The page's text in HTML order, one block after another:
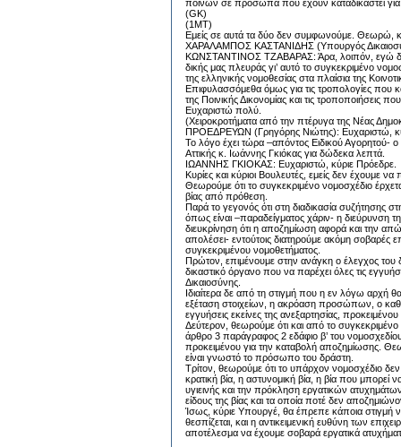
ποινών σε πρόσωπα που έχουν καταδικαστεί
(GK)
(1MT)
Εμείς σε αυτά τα δύο δεν συμφωνούμε. Θεωρώ,
ΧΑΡΑΛΑΜΠΟΣ ΚΑΣΤΑΝΙΔΗΣ (Υπουργός
ΚΩΝΣΤΑΝΤΙΝΟΣ ΤΖΑΒΑΡΑΣ: Άρα, λοιπόν, εγώ
δικής μας πλευράς γι’ αυτό το συγκεκριμένο
της ελληνικής νομοθεσίας στα πλαίσια της
Επιφυλασσόμεθα όμως για τις τροπολογίες
της Ποινικής Δικονομίας και τις τροποποιήσεις
Ευχαριστώ πολύ.
(Χειροκροτήματα από την πτέρυγα της Νέας
ΠΡΟΕΔΡΕΥΩΝ (Γρηγόρης Νιώτης): Ευχαριστώ,
Το λόγο έχει τώρα –απόντος Ειδικού Αγορητού-
Αττικής κ. Ιωάννης Γκιόκας για δώδεκα λεπτά.
ΙΩΑΝΝΗΣ ΓΚΙΟΚΑΣ: Ευχαριστώ, κύριε Πρόεδρε.
Κυρίες και κύριοι Βουλευτές, εμείς δεν
Θεωρούμε ότι το συγκεκριμένο νομοσχέδιο
βίας από πρόθεση.
Παρά το γεγονός ότι στη διαδικασία συζήτησης
όπως είναι –παραδείγματος χάριν- η διεύρυνση
διευκρίνηση ότι η αποζημίωση αφορά και την
απολέσει- εντούτοις διατηρούμε ακόμη σοβαρές
συγκεκριμένου νομοθετήματος.
Πρώτον, επιμένουμε στην ανάγκη ο έλεγχος του
δικαστικό όργανο που να παρέχει όλες τις
Δικαιοσύνης.
Ιδιαίτερα δε από τη στιγμή που η εν λόγω αρχή θα
εξέταση στοιχείων, η ακρόαση προσώπων, ο
εγγυήσεις εκείνες της ανεξαρτησίας,
Δεύτερον, θεωρούμε ότι και από το
άρθρο 3 παράγραφος 2 εδάφιο β’ του
προκειμένου για την καταβολή αποζημίωσης.
είναι γνωστό το πρόσωπο του δράστη.
Τρίτον, θεωρούμε ότι το υπάρχον νομοσχέδιο
κρατική βία, η αστυνομική βία, η βία που μπορεί
υγιεινής και την πρόκληση εργατικών
είδους της βίας και τα οποία ποτέ δεν
Ίσως, κύριε Υπουργέ, θα έπρεπε κάποια στιγμή
θεσπίζεται, και η αντικειμενική ευθύνη των
αποτέλεσμα να έχουμε σοβαρά εργατικά